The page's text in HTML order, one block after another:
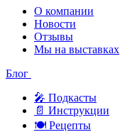
О компании
Новости
Отзывы
Мы на выставках
Блог
🎤︎︎ Подкасты
📄 Инструкции
🍽 Рецепты